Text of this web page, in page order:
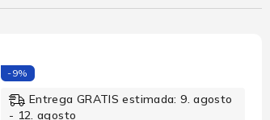
-9%
Entrega GRATIS estimada: 9. agosto
- 12. agosto